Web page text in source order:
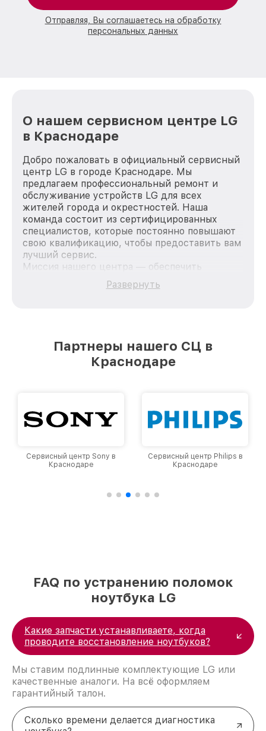
Отправляя, Вы соглашаетесь на обработку
персональных данных
О нашем сервисном центре LG
в Краснодаре
Добро пожаловать в официальный сервисный
центр LG в городе Краснодаре. Мы
предлагаем профессиональный ремонт и
обслуживание устройств LG для всех
жителей города и окрестностей. Наша
команда состоит из сертифицированных
специалистов, которые постоянно повышают
свою квалификацию, чтобы предоставить вам
лучший сервис.
Миссия нашего центра — обеспечить
качественный и доступный ремонт для
каждого пользователя продукции LG, вне
лучшим сервисным центром LG в городе
Краснодаре, постоянно повышая уровень
Развернуть
Партнеры нашего СЦ в
Краснодаре
Сервисный центр Sony в
Краснодаре
Сервисный центр Philips в
Краснодаре
FAQ по устранению поломок
ноутбука LG
Какие запчасти устанавливаете, когда
проводите восстановление ноутбуков?
Мы ставим подлинные комплектующие LG или
качественные аналоги. На всё оформляем
гарантийный талон.
Сколько времени делается диагностика